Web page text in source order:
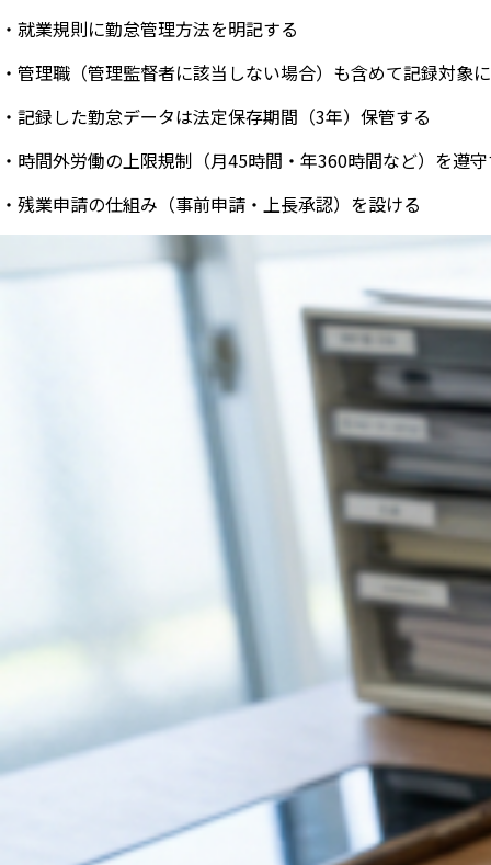
・就業規則に勤怠管理方法を明記する
・管理職（管理監督者に該当しない場合）も含めて記録対象
・記録した勤怠データは法定保存期間（3年）保管する
・時間外労働の上限規制（月45時間・年360時間など）を遵
・残業申請の仕組み（事前申請・上長承認）を設ける